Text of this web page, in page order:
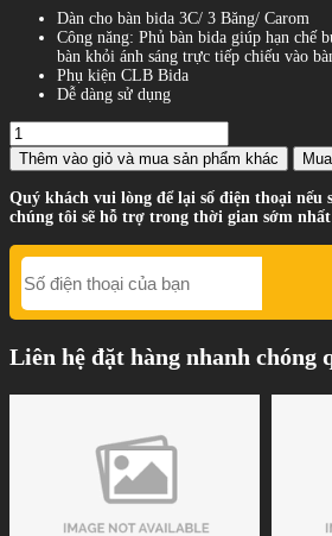
Dàn cho bàn bida 3C/ 3 Băng/ Carom
Công năng: Phủ bàn bida giúp hạn chế
bàn khỏi ánh sáng trực tiếp chiếu vào
Phụ kiện CLB Bida
Dễ dàng sử dụng
Thêm vào giỏ và mua sản phẩm khác
Quý khách vui lòng để lại số điện thoại nếu
chúng tôi sẽ hỗ trợ trong thời gian sớm nhất
Liên hệ đặt hàng nhanh chóng